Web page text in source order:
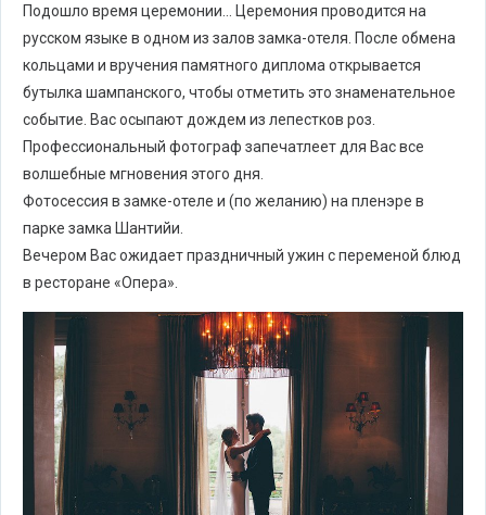
Подошло время церемонии… Церемония проводится на
русском языке в одном из залов замка-отеля. После обмена
кольцами и вручения памятного диплома открывается
бутылка шампанского, чтобы отметить это знаменательное
событие. Вас осыпают дождем из лепестков роз.
Профессиональный фотограф запечатлеет для Вас все
волшебные мгновения этого дня.
Фотосессия в замке-отеле и (по желанию) на пленэре в
парке замка Шантийи.
Вечером Вас ожидает праздничный ужин с переменой блюд
в ресторане «Опера».